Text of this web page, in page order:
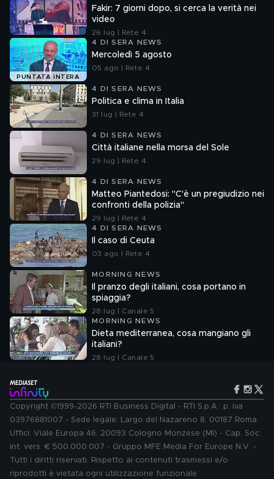
Fakir: 7 giorni dopo, si cerca la verità nei
video
26 lug | Rete 4
PUNTATA INTERA
4 DI SERA NEWS
Mercoledì 5 agosto
05 ago | Rete 4
4 DI SERA NEWS
Politica e clima in Italia
31 lug | Rete 4
4 DI SERA NEWS
Città italiane nella morsa del Sole
29 lug | Rete 4
4 DI SERA NEWS
Matteo Piantedosi: "C'è un pregiudizio nei
confronti della polizia"
29 lug | Rete 4
4 DI SERA NEWS
Il caso di Ceuta
03 ago | Rete 4
MORNING NEWS
Il pranzo degli italiani, cosa portano in
spiaggia?
28 lug | Canale 5
MORNING NEWS
Dieta mediterranea, cosa mangiano gli
italiani?
28 lug | Canale 5
Copyright ©1999-2026 RTI Business Digital - RTI S.p.A.: p. iva
03976881007 - Sede legale: Largo del Nazareno 8, 00187 Roma.
Uffici: Viale Europa 46, 20093 Cologno Monzese (MI) - Cap. Soc.
int. vers. € 500.000.007 - Gruppo MFE Media For Europe N.V. -
Tutti i diritti riservati. Rispetto ai contenuti trasmessi e/o
riprodotti è vietata ogni utilizzazione funzionale